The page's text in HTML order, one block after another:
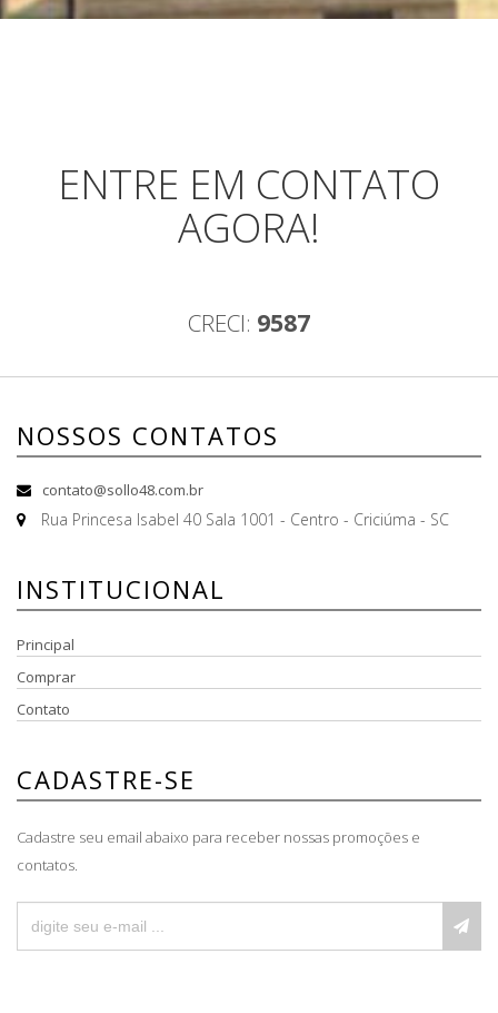
ENTRE EM CONTATO
AGORA!
CRECI: 9587
NOSSOS CONTATOS
contato@sollo48.com.br
Rua Princesa Isabel 40 Sala 1001 - Centro - Criciúma - SC
INSTITUCIONAL
Principal
Comprar
Contato
CADASTRE-SE
Cadastre seu email abaixo para receber nossas promoções e
contatos.